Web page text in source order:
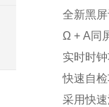
全新黑
Ω + A同
实时时
快速自
采用快